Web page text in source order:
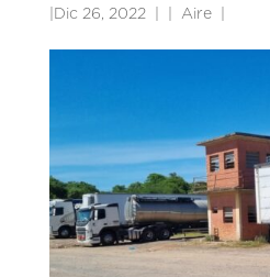
Dic 26, 2022 Aire